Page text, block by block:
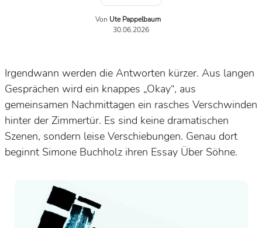
Von Ute Pappelbaum
30.06.2026
Irgendwann werden die Antworten kürzer. Aus langen
Gesprächen wird ein knappes „Okay“, aus
gemeinsamen Nachmittagen ein rasches Verschwinden
hinter der Zimmertür. Es sind keine dramatischen
Szenen, sondern leise Verschiebungen. Genau dort
beginnt Simone Buchholz ihren Essay Über Söhne.